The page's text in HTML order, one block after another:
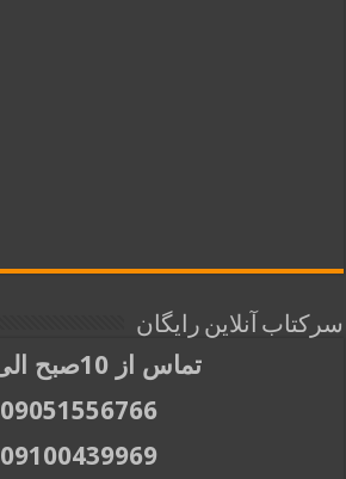
سرکتاب آنلاین رایگان
تماس از 10صبح الی 21
09051556766
09100439969